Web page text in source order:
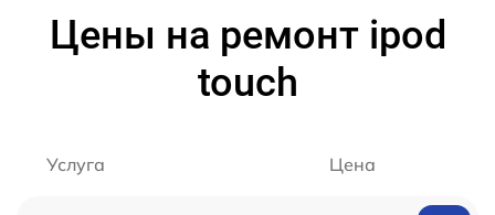
Цены на ремонт ipod
touch
Услуга Цена